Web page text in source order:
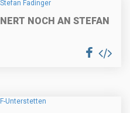
NOCH AN STEFAN